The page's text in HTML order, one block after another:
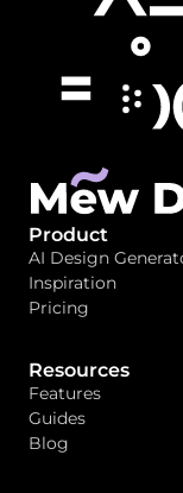
Product
AI Design
Inspiration
Pricing
Resources
Features
Guides
Blog